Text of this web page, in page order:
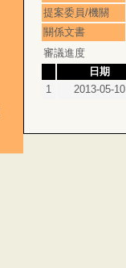
提案委員/機關
關係文書
審議進度
日期
1
2013-05-10